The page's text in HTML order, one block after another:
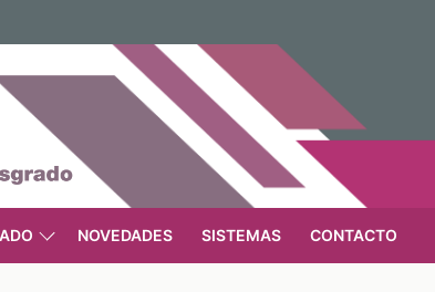
NOVEDADES SISTEMAS CONTACTO